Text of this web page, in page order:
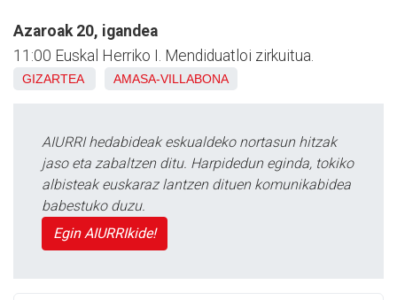
Azaroak 20, igandea
11:00 Euskal Herriko I. Mendiduatloi zirkuitua.
GIZARTEA AMASA-VILLABONA
AIURRI hedabideak eskualdeko nortasun hitzak
jaso eta zabaltzen ditu. Harpidedun eginda, tokiko
albisteak euskaraz lantzen dituen komunikabidea
babestuko duzu.
Egin AIURRIkide!